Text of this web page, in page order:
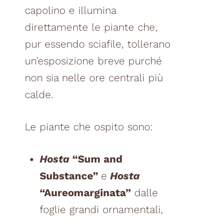
capolino e illumina
direttamente le piante che,
pur essendo sciafile, tollerano
un’esposizione breve purché
non sia nelle ore centrali più
calde.
Le piante che ospito sono:
Hosta “Sum and
Substance” e Hosta
“Aureomarginata” dalle
foglie grandi ornamentali,